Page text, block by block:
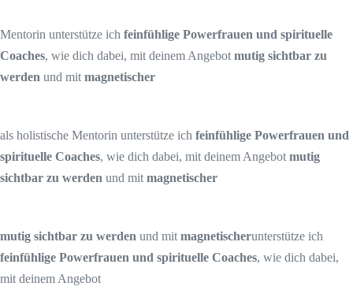
Mentorin unterstütze ich feinfühlige Powerfrauen und spirituelle
Coaches, wie dich dabei, mit deinem Angebot mutig sichtbar zu
werden und mit magnetischer
als holistische Mentorin unterstütze ich feinfühlige Powerfrauen und
spirituelle Coaches, wie dich dabei, mit deinem Angebot mutig
sichtbar zu werden und mit magnetischer
mutig sichtbar zu werden und mit magnetischerunterstütze ich
feinfühlige Powerfrauen und spirituelle Coaches, wie dich dabei,
mit deinem Angebot